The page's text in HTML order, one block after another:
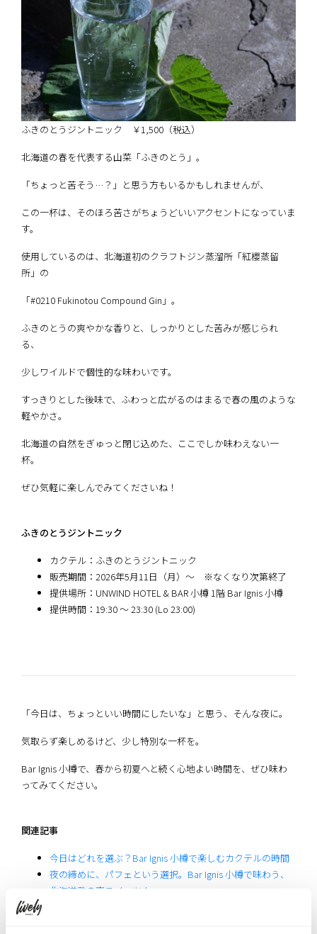
ふきのとうジントニック ￥1,500（税込）
北海道の春を代表する山菜「ふきのとう」。
「ちょっと苦そう…？」と思う方もいるかもしれませんが、
この一杯は、そのほろ苦さがちょうどいいアクセントになっていま
す。
使用しているのは、北海道初のクラフトジン蒸溜所「紅櫻蒸留
所」の
「#0210 Fukinotou Compound Gin」。
ふきのとうの爽やかな香りと、しっかりとした苦みが感じられ
る、
少しワイルドで個性的な味わいです。
すっきりとした後味で、ふわっと広がるのはまるで春の風のような
軽やかさ。
北海道の自然をぎゅっと閉じ込めた、ここでしか味わえない一
杯。
ぜひ気軽に楽しんでみてくださいね！
ふきのとうジントニック
カクテル：ふきのとうジントニック
販売期間：2026年5月11日（月）～ ※なくなり次第終了
提供場所：UNWIND HOTEL & BAR 小樽 1階 Bar Ignis 小樽
提供時間：19:30 ～ 23:30 (Lo 23:00)
「今日は、ちょっといい時間にしたいな」と思う、そんな夜に。
気取らず楽しめるけど、少し特別な一杯を。
Bar Ignis 小樽で、春から初夏へと続く心地よい時間を、ぜひ味わ
ってみてください。
関連記事
今日はどれを選ぶ？Bar Ignis 小樽で楽しむカクテルの時間
夜の締めに、パフェという選択。Bar Ignis 小樽で味わう、
北海道発の夜スイーツ！